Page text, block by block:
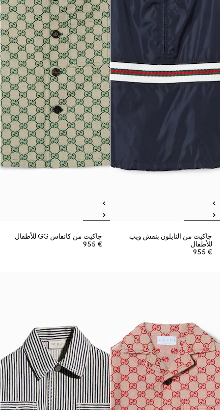
جاكيت من النايلون بنقش ويب
للأطفال
€ 955
جاكيت من كانفاس GG للأطفال
€ 955